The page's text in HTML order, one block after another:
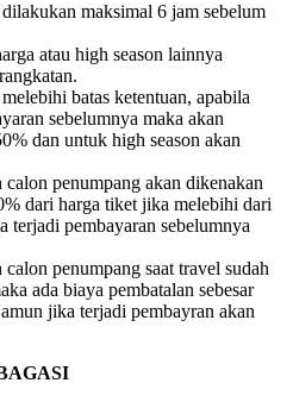
maksimal 6 jam sebelum
atau high season lainnya
batas ketentuan, apabila
sebelumnya maka akan
dan untuk high season akan
calon penumpang akan dikenakan
dari harga tiket jika melebihi dari
terjadi pembayaran sebelumnya
penumpang saat travel sudah
ada biaya pembatalan sebesar
jika terjadi pembayran akan